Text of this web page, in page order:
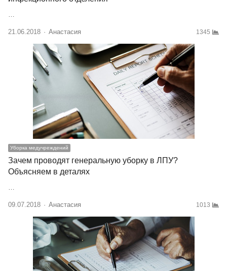
…
21.06.2018 Author
Анастасия 1345
Уборка медучреждений
Зачем проводят генеральную уборку в ЛПУ?
Объясняем в деталях
…
09.07.2018 Author
Анастасия 1013